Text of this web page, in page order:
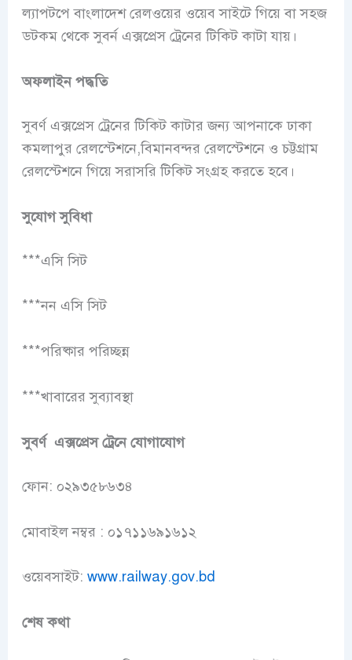
ল্যাপটপে বাংলাদেশ রেলওয়ের ওয়েব সাইটে গিয়ে বা সহজ
ডটকম থেকে সুবর্ন এক্সপ্রেস ট্রেনের টিকিট কাটা যায়।
অফলাইন পদ্ধতি
সুবর্ণ এক্সপ্রেস ট্রেনের টিকিট কাটার জন্য আপনাকে ঢাকা
কমলাপুর রেলস্টেশনে,বিমানবন্দর রেলস্টেশনে ও চট্টগ্রাম
রেলস্টেশনে গিয়ে সরাসরি টিকিট সংগ্রহ করতে হবে।
সুযোগ সুবিধা
***এসি সিট
***নন এসি সিট
***পরিষ্কার পরিচ্ছন্ন
***খাবারের সুব্যাবস্থা
সুবর্ণ এক্সপ্রেস ট্রেনেযোগাযোগ
ফোন: ০২৯৩৫৮৬৩৪
মোবাইল নম্বর : ০১৭১১৬৯১৬১২
ওয়েবসাইট: www.railway.gov.bd
শেষ কথা